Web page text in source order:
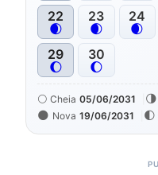
22
🌒
23
🌒
24
🌒
29
🌔
30
🌔
🌕 Cheia 05/06/2031 🌗
🌑 Nova 19/06/2031 🌓